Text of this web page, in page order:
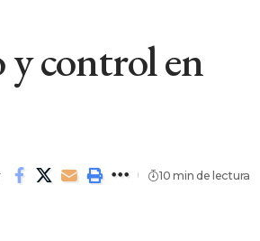
control en
10 min de lectura